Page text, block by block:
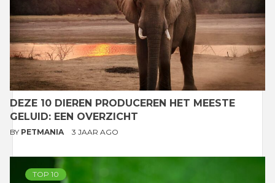
DEZE 10 DIEREN PRODUCEREN HET MEESTE
GELUID: EEN OVERZICHT
BY PETMANIA 3 JAAR AGO
TOP 10